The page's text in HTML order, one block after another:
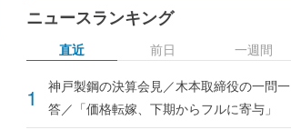
ニュースランキング
直近
神戸製鋼の決算会見／木本取締役の一問一
答／「価格転嫁、下期からフルに寄与」
前日 一週間